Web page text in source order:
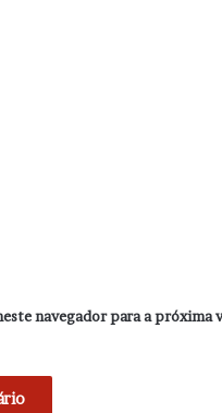
navegador para a próxima